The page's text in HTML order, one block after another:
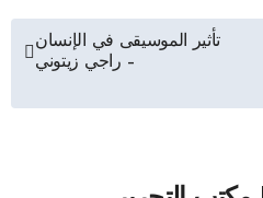
تأثير الموسيقى في الإنسان
– راجي زيتوني